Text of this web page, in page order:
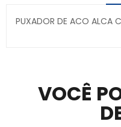
PUXADOR DE ACO ALCA
VOCÊ